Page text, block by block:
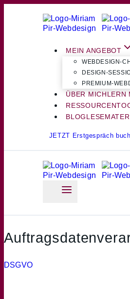
MEIN ANGEBOT
WEBDESIGN-
DESIGN-
PREMIUM-
ÜBER MICHLERN
RESSOURCEN
BLOG
JETZT Erstgespräch
DSGVO